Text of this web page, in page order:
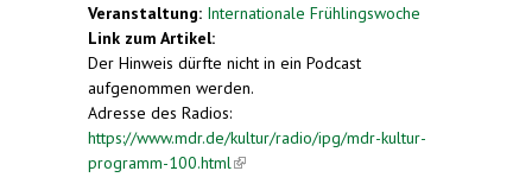
Veranstaltung: Internationale Frühlingswoche
Link zum Artikel:
Der Hinweis dürfte nicht in ein Podcast
aufgenommen werden.
Adresse des Radios:
https://www.mdr.de/kultur/radio/ipg/mdr-kultur-
programm-100.html (link is external)